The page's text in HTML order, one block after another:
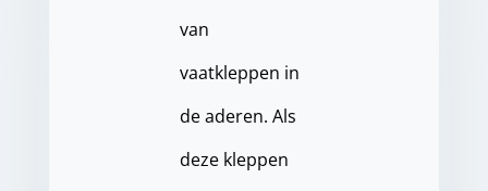
van
vaatkleppen in
de aderen. Als
deze kleppen